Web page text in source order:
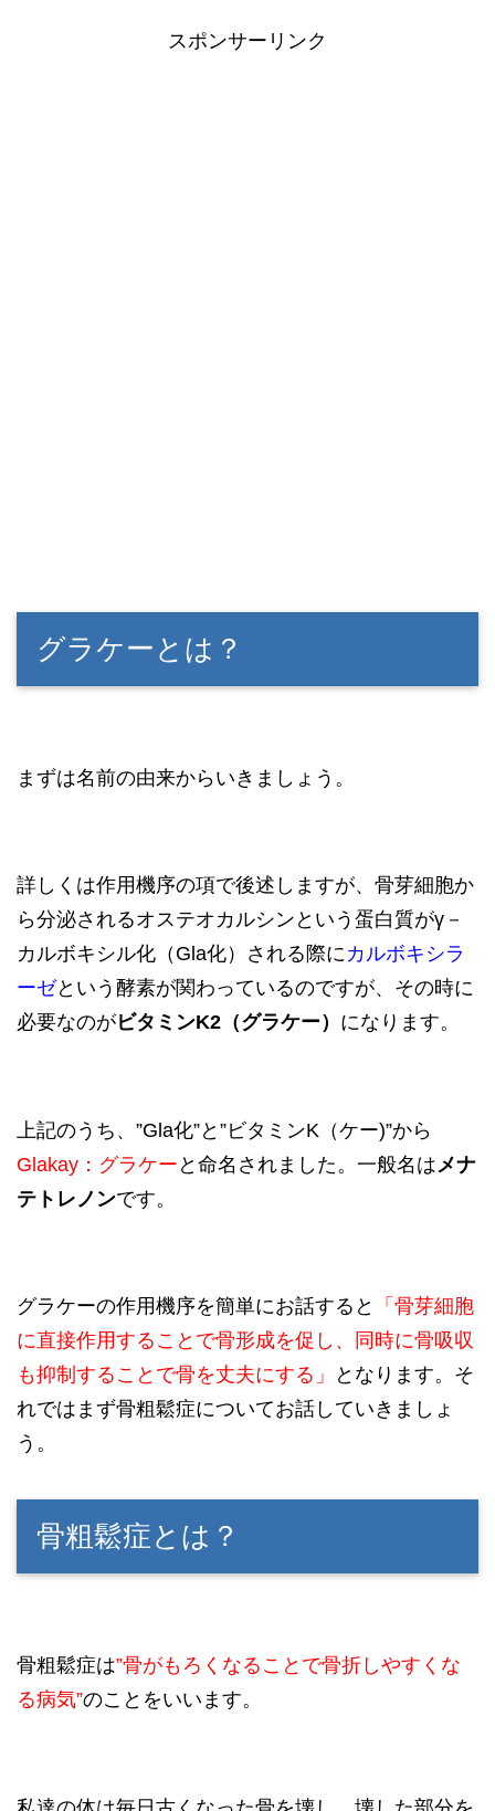
スポンサーリンク
グラケーとは？
まずは名前の由来からいきましょう。
詳しくは作用機序の項で後述しますが、骨芽細胞か
ら分泌されるオステオカルシンという蛋白質がγ－
カルボキシル化（Gla化）される際にカルボキシラ
ーゼという酵素が関わっているのですが、その時に
必要なのがビタミンK2（グラケー） になります。
上記のうち、”Gla化”と”ビタミンK（ケー)”から
Glakay：グラケー と命名されました。一般名は メナ
テトレノンです。
グラケーの作用機序を簡単にお話すると
「骨芽細胞
に直接作用することで骨形成を促し、
同時に骨吸収
も抑制することで骨を丈夫にする」
となります。そ
れではまず骨粗鬆症についてお話していきましょ
う。
骨粗鬆症とは？
骨粗鬆症は”骨がもろくなることで骨折しやすくな
る病気”のことをいいます。